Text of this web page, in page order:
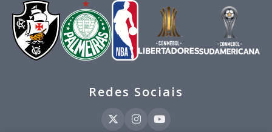
Redes Sociais